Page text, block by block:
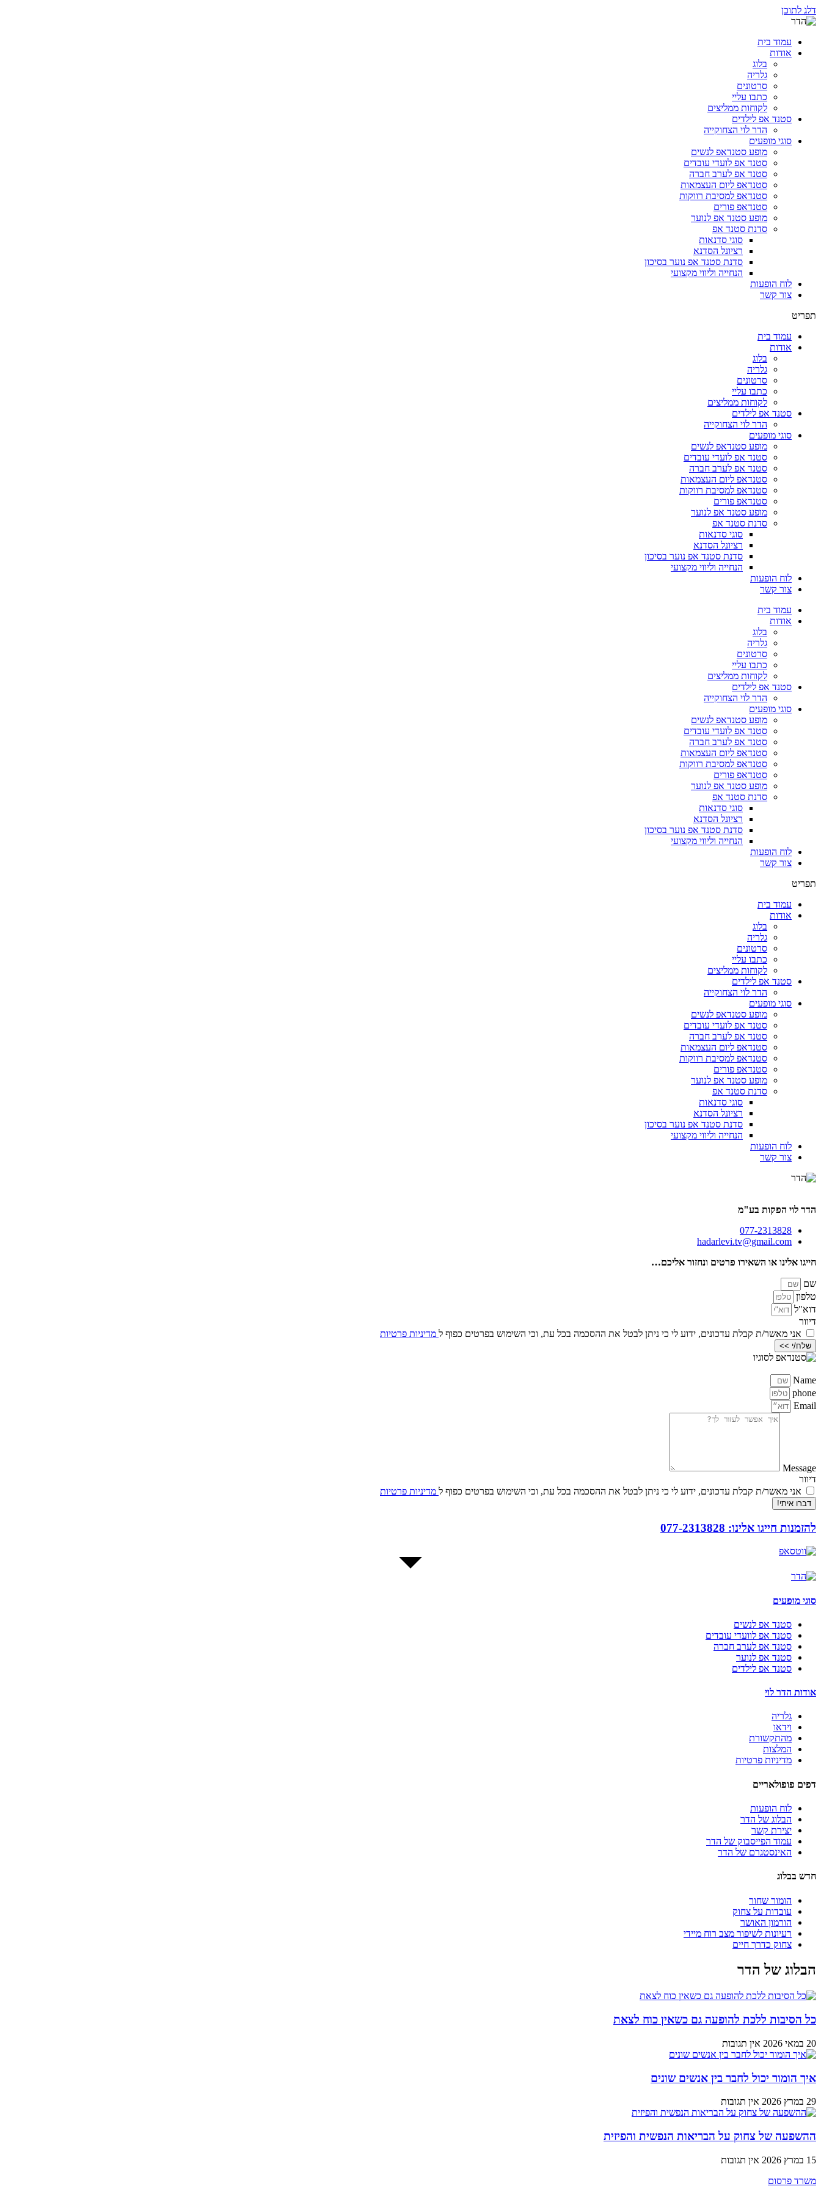
דלג לתוכן
עמוד בית
אודות
בלוג
גלריה
סרטונים
כתבו עליי
לקוחות ממליצים
סטנד אפ לילדים
הדר לוי הצחוקייה
סוגי מופעים
מופע סטנדאפ לנשים
סטנד אפ לועדי עובדים
סטנד אפ לערב חברה
סטנדאפ ליום העצמאות
סטנדאפ למסיבת רווקות
סטנדאפ פורים
מופע סטנד אפ לנוער
סדנת סטנד אפ
סוגי סדנאות
רציונל הסדנא
סדנת סטנד אפ נוער בסיכון
הנחייה וליווי מקצועי
לוח הופעות
צור קשר
תפריט
עמוד בית
אודות
בלוג
גלריה
סרטונים
כתבו עליי
לקוחות ממליצים
סטנד אפ לילדים
הדר לוי הצחוקייה
סוגי מופעים
מופע סטנדאפ לנשים
סטנד אפ לועדי עובדים
סטנד אפ לערב חברה
סטנדאפ ליום העצמאות
סטנדאפ למסיבת רווקות
סטנדאפ פורים
מופע סטנד אפ לנוער
סדנת סטנד אפ
סוגי סדנאות
רציונל הסדנא
סדנת סטנד אפ נוער בסיכון
הנחייה וליווי מקצועי
לוח הופעות
צור קשר
עמוד בית
אודות
בלוג
גלריה
סרטונים
כתבו עליי
לקוחות ממליצים
סטנד אפ לילדים
הדר לוי הצחוקייה
סוגי מופעים
מופע סטנדאפ לנשים
סטנד אפ לועדי עובדים
סטנד אפ לערב חברה
סטנדאפ ליום העצמאות
סטנדאפ למסיבת רווקות
סטנדאפ פורים
מופע סטנד אפ לנוער
סדנת סטנד אפ
סוגי סדנאות
רציונל הסדנא
סדנת סטנד אפ נוער בסיכון
הנחייה וליווי מקצועי
לוח הופעות
צור קשר
תפריט
עמוד בית
אודות
בלוג
גלריה
סרטונים
כתבו עליי
לקוחות ממליצים
סטנד אפ לילדים
הדר לוי הצחוקייה
סוגי מופעים
מופע סטנדאפ לנשים
סטנד אפ לועדי עובדים
סטנד אפ לערב חברה
סטנדאפ ליום העצמאות
סטנדאפ למסיבת רווקות
סטנדאפ פורים
מופע סטנד אפ לנוער
סדנת סטנד אפ
סוגי סדנאות
רציונל הסדנא
סדנת סטנד אפ נוער בסיכון
הנחייה וליווי מקצועי
לוח הופעות
צור קשר
הדר לוי הפקות בע"מ
077-2313828
hadarlevi.tv@gmail.com
חייגו אלינו או השאירו פרטים ונחזור אליכם…
שם
טלפון
דוא"ל
דיוור
אני מאשר/ת קבלת עדכונים, ידוע לי כי ניתן לבטל את ההסכמה בכל עת, וכי השימוש בפרטים כפוף ל מדיניות פרטיות
שלח/י >>
Name
phone
Email
Message
דיוור
אני מאשר/ת קבלת עדכונים, ידוע לי כי ניתן לבטל את ההסכמה בכל עת, וכי השימוש בפרטים כפוף ל מדיניות פרטיות
דברו איתי!
להזמנות חייגו אלינו: 077-2313828
סוגי מופעים
סטנד אפ לנשים
סטנד אפ לוועדי עובדים
סטנד אפ לערב חברה
סטנד אפ לנוער
סטנד אפ לילדים
אודות הדר לוי
גלריה
וידאו
מהתקשורת
המלצות
מדיניות פרטיות
דפים פופולאריים
לוח הופעות
הבלוג של הדר
יצירת קשר
עמוד הפייסבוק של הדר
האינסטגרם של הדר
חדש בבלוג
הומור שחור
עובדות על צחוק
הורמון האושר
רעיונות לשיפור מצב רוח מיידי
צחוק כדרך חיים
הבלוג של הדר
כל הסיבות ללכת להופעה גם כשאין כוח לצאת
20 במאי 2026 אין תגובות
איך הומור יכול לחבר בין אנשים שונים
29 במרץ 2026 אין תגובות
ההשפעה של צחוק על הבריאות הנפשית והפיזית
15 במרץ 2026
אין תגובות
משרד פרסום